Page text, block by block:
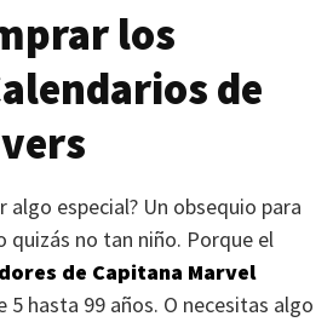
los
de
algo especial? Un obsequio para
quizás no tan niño. Porque el
de Capitana Marvel
hasta 99 años. O necesitas algo